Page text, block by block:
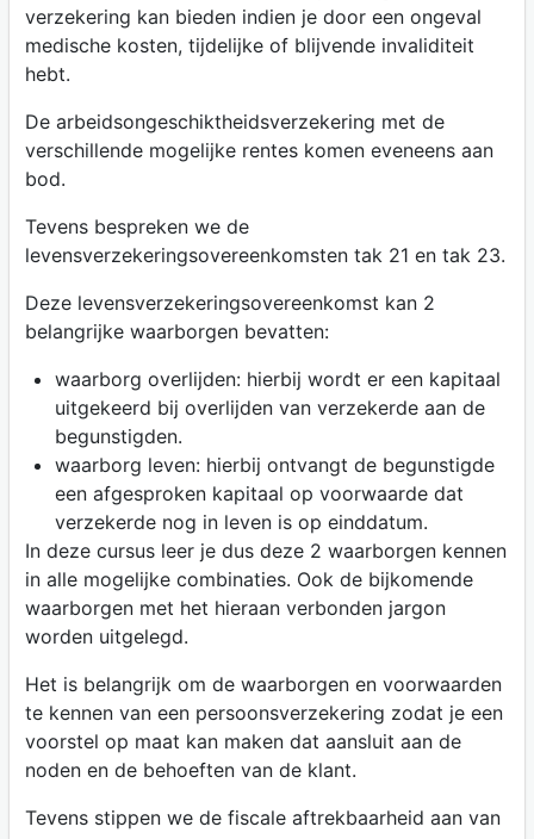
verzekering kan bieden indien je door een ongeval
medische kosten, tijdelijke of blijvende invaliditeit
hebt.
De arbeidsongeschiktheidsverzekering met de
verschillende mogelijke rentes komen eveneens aan
bod.
Tevens bespreken we de
levensverzekeringsovereenkomsten tak 21 en tak 23.
Deze levensverzekeringsovereenkomst kan 2
belangrijke waarborgen bevatten:
waarborg overlijden: hierbij wordt er een kapitaal
uitgekeerd bij overlijden van verzekerde aan de
begunstigden.
waarborg leven: hierbij ontvangt de begunstigde
een afgesproken kapitaal op voorwaarde dat
verzekerde nog in leven is op einddatum.
In deze cursus leer je dus deze 2 waarborgen kennen
in alle mogelijke combinaties. Ook de bijkomende
waarborgen met het hieraan verbonden jargon
worden uitgelegd.
Het is belangrijk om de waarborgen en voorwaarden
te kennen van een persoonsverzekering zodat je een
voorstel op maat kan maken dat aansluit aan de
noden en de behoeften van de klant.
Tevens stippen we de fiscale aftrekbaarheid aan van